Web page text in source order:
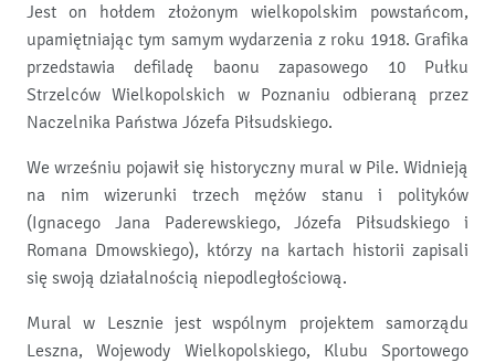
Jest on hołdem złożonym wielkopolskim powstańcom,
upamiętniając tym samym wydarzenia z roku 1918. Grafika
przedstawia defiladę baonu zapasowego 10 Pułku
Strzelców Wielkopolskich w Poznaniu odbieraną przez
Naczelnika Państwa Józefa Piłsudskiego.
We wrześniu pojawił się historyczny mural w Pile. Widnieją
na nim wizerunki trzech mężów stanu i polityków
(Ignacego Jana Paderewskiego, Józefa Piłsudskiego i
Romana Dmowskiego), którzy na kartach historii zapisali
się swoją działalnością niepodległościową.
Mural w Lesznie jest wspólnym projektem samorządu
Leszna, Wojewody Wielkopolskiego, Klubu Sportowego